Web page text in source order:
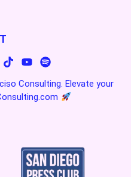
Consulting. Elevate your